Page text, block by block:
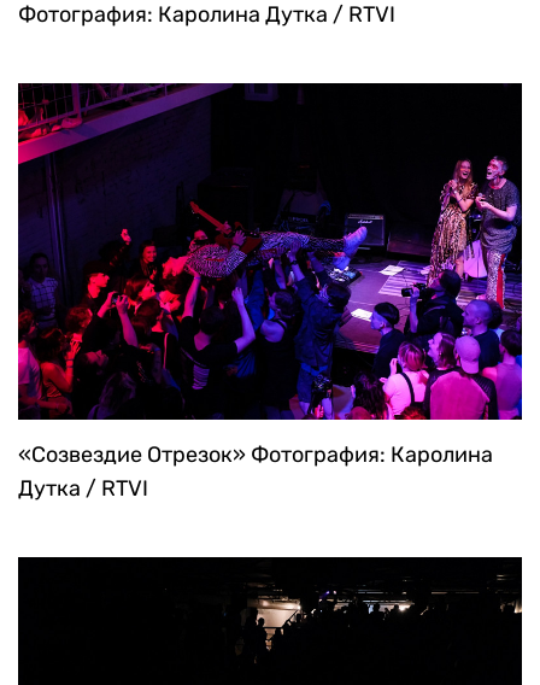
Фотография: Каролина Дутка / RTVI
«Созвездие Отрезок» Фотография: Каролина
Дутка / RTVI